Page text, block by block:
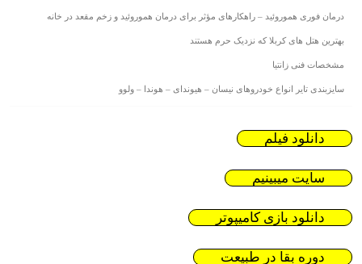
درمان فوری هموروئید – راهکارهای مؤثر برای درمان هموروئید و زخم مقعد در خانه
بهترین هتل های کربلا که نزدیک حرم هستند
مشخصات فنی زانتیا
سایزبندی تایر انواع خودروهای نیسان – هیوندای – هوندا – ولوو
دانلود فیلم
سایت میبینیم
دانلود بازی کامیپوتر
دوره بقا در طبیعت